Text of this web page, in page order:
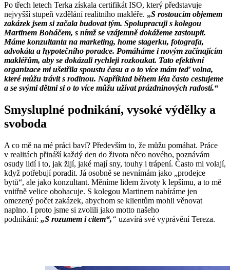
Po třech letech Terka získala certifikát ISO, který představuje
nejvyšší stupeň vzdělání realitního makléře. „S rostoucím objemem
zakázek jsem si začala budovat tým. Spolupracuji s kolegou
Martinem Boháčem, s nímž se vzájemně dokážeme zastoupit.
Máme konzultanta na marketing, home stagerku, fotografa,
advokáta a hypotečního poradce. Pomáháme i novým začínajícím
makléřům, aby se dokázali rychleji rozkoukat. Tato efektivní
organizace mi ušetřila spoustu času a o to více mám teď volna,
které můžu trávit s rodinou. Například během léta často cestujeme
a se svými dětmi si o to více můžu užívat prázdninových radostí.“
Smysluplné podnikání, vysoké výdělky a
svoboda
A co mě na mé práci baví? Především to, že můžu pomáhat. Práce
v realitách přináší každý den do života něco nového, poznávám
osudy lidí i to, jak žijí, jaké mají sny, touhy i trápení. Často mi volají,
když potřebují poradit. Já osobně se nevnímám jako „prodejce
bytů“, ale jako konzultant. Měníme lidem životy k lepšímu, a to mě
vnitřně velice obohacuje. S kolegou Martinem nabíráme jen
omezený počet zakázek, abychom se klientům mohli věnovat
naplno. I proto jsme si zvolili jako motto našeho
podnikání: „S rozumem i citem“,“ uzavírá své vyprávění Tereza.